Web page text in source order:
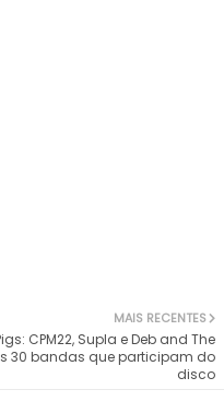
MAIS RECENTES
CPM22, Supla e Deb and The
30 bandas que participam do
disco